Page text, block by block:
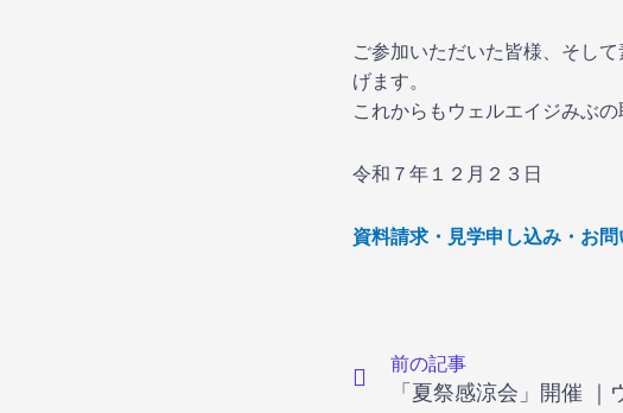
ご参加いただいた皆様、そし
げます。
これからもウェルエイジみぶ
令和７年１２月２３日
資料請求・見学申し込み・お
前の記事
「夏祭感涼会」開催 ｜